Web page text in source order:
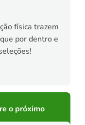
física trazem
por dentro e
o próximo